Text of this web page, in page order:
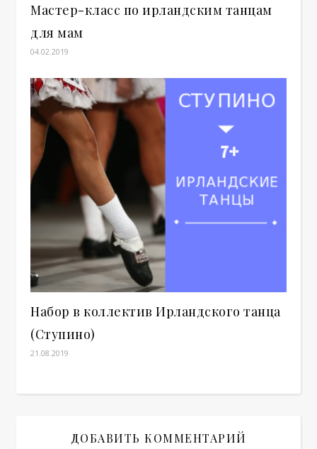
Мастер-класс по ирландским танцам
для мам
04.02.2019
Набор в коллектив Ирландского танца
(Ступино)
21.08.2019
ДОБАВИТЬ КОММЕНТАРИЙ